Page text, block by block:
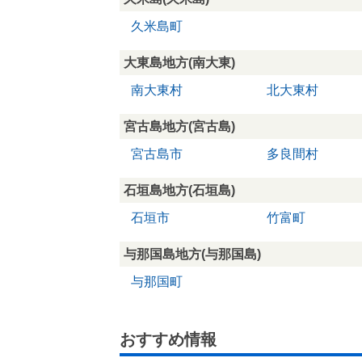
久米島町
大東島地方(南大東)
南大東村
北大東村
宮古島地方(宮古島)
宮古島市
多良間村
石垣島地方(石垣島)
石垣市
竹富町
与那国島地方(与那国島)
与那国町
おすすめ情報